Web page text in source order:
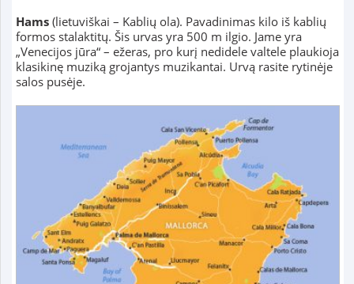
Hams(lietuviškai – Kablių ola). Pavadinimas kilo iš kablių
formos stalaktitų. Šis urvas yra 500 m ilgio. Jame yra
„Venecijos jūra“ – ežeras, pro kurį nedidele valtele plaukioja
klasikinę muziką grojantys muzikantai. Urvą rasite rytinėje
salos pusėje.